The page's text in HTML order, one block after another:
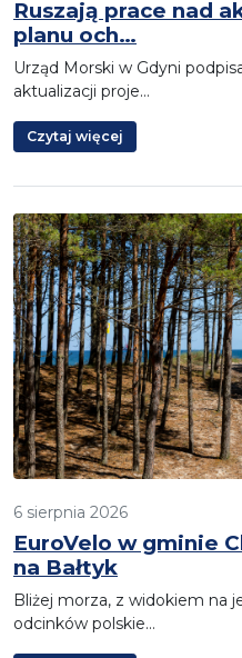
Ruszają prace nad
planu och…
Urząd Morski w Gdyni
aktualizacji proje…
Czytaj więcej
6 sierpnia 2026
EuroVelo w gminie
na Bałtyk
Bliżej morza, z widokiem na
odcinków polskie…